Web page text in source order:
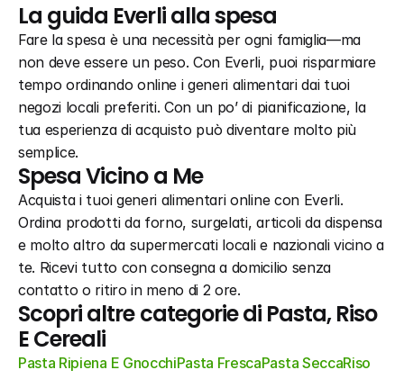
La guida Everli alla spesa
Fare la spesa è una necessità per ogni famiglia—ma
non deve essere un peso. Con Everli, puoi risparmiare
tempo ordinando online i generi alimentari dai tuoi
negozi locali preferiti. Con un po’ di pianificazione, la
tua esperienza di acquisto può diventare molto più
semplice.
Spesa Vicino a Me
Acquista i tuoi generi alimentari online con Everli.
Ordina prodotti da forno, surgelati, articoli da dispensa
e molto altro da supermercati locali e nazionali vicino a
te. Ricevi tutto con consegna a domicilio senza
contatto o ritiro in meno di 2 ore.
Scopri altre categorie di Pasta, Riso
E Cereali
Pasta Ripiena E GnocchiPasta FrescaPasta SeccaRiso